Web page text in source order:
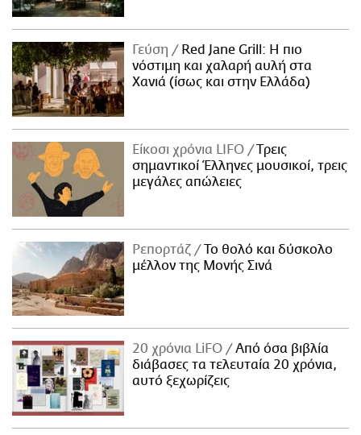
Γεύση
Red Jane Grill: Η πιο
νόστιμη και χαλαρή αυλή στα
Χανιά (ίσως και στην Ελλάδα)
Είκοσι χρόνια LIFO
Tρεις
σημαντικοί Έλληνες μουσικοί, τρεις
μεγάλες απώλειες
Ρεπορτάζ
Το θολό και δύσκολο
μέλλον της Μονής Σινά
20 χρόνια LiFO
Από όσα βιβλία
διάβασες τα τελευταία 20 χρόνια,
αυτό ξεχωρίζεις